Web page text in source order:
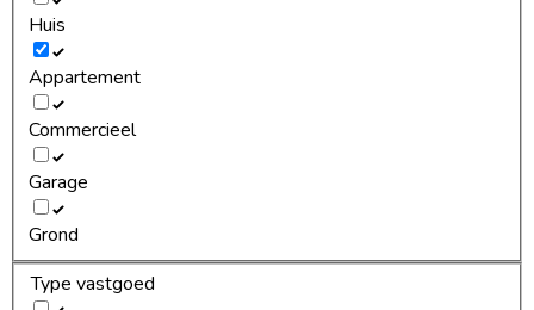
Huis
Appartement
Commercieel
Garage
Grond
Type vastgoed